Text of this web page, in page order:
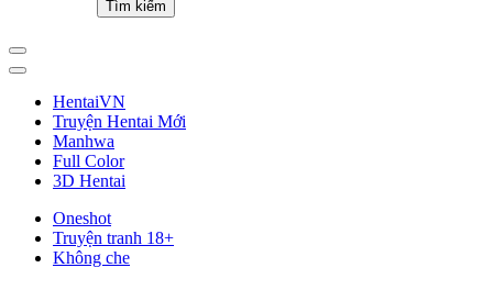
HentaiVN
Truyện Hentai Mới
Manhwa
Full Color
3D Hentai
Oneshot
Truyện tranh 18+
Không che